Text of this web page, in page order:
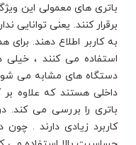
باتری های معمولی این
برقرار کنند. یعنی
به کاربر اطلاع دهند. برای
استفاده می کنند ، خیلی
دستگاه های مشابه می
داخلی هستند که علاوه
باتری را بررسی می کند.
کاربرد زیادی دارند .